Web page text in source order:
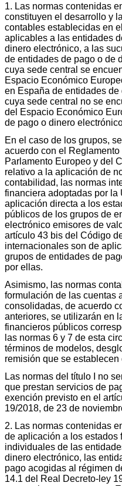
1. Las normas contenidas
constituyen el desarrollo y
contables establecidas en
aplicables a las entidades
dinero electrónico, a las
de entidades de pago o de
cuya sede central se
Espacio Económico
en España de entidades
cuya sede central no se
del Espacio Económico
de pago o dinero
En el caso de los grupos,
acuerdo con el Reglamento
Parlamento Europeo y del
relativo a la aplicación de
contabilidad, las normas
financiera adoptadas por la
aplicación directa a los
públicos de los grupos de
electrónico emisores de
artículo 43 bis del Código
internacionales son de
grupos de entidades de
por ellas.
Asimismo, las normas
formulación de las cuentas
consolidadas, de acuerdo
anteriores, se utilizarán en
financieros públicos
las normas 6 y 7 de esta
términos de modelos,
remisión que se
Las normas del título I no
que prestan servicios de
exención previsto en el
19/2018, de 23 de
2. Las normas contenidas
de aplicación a los estados
individuales de las
dinero electrónico, las
pago acogidas al régimen
14.1 del Real Decreto-ley